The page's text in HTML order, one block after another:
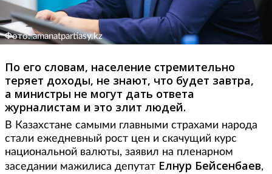
Фото: amanatpartiasy.kz
По его словам, население стремительно
теряет доходы, не знают, что будет завтра,
а министры не могут дать ответа
журналистам и это злит людей.
В Казахстане самыми главными страхами народа
стали ежедневный рост цен и скачущий курс
национальной валюты, заявил на пленарном
заседании мажилиса депутат Елнур Бейсенбаев,